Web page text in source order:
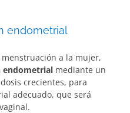
endometrial
a la mujer,
endometrial mediante un
crecientes, para
adecuado, que será